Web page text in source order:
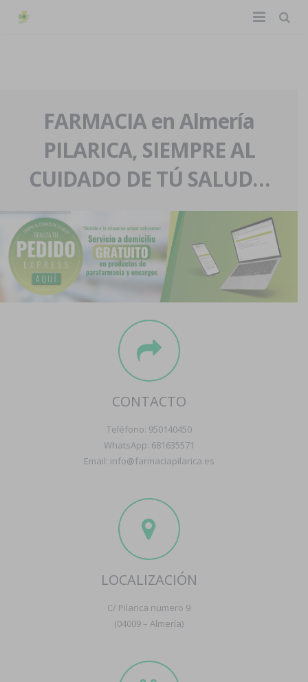
La farmacia
Nuestra historia
Nuestro equipo
Eventos
Servicios y reservas
Pedidos express
Blog
Contacto
Boletín
FARMACIA en Almería
PILARICA, SIEMPRE AL
CUIDADO DE TÚ SALUD…
CONTACTO
Teléfono: 950140450
WhatsApp: 681635571
Email: info@farmaciapilarica.es
LOCALIZACIÓN
C/ Pilarica numero 9
(04009 – Almería)